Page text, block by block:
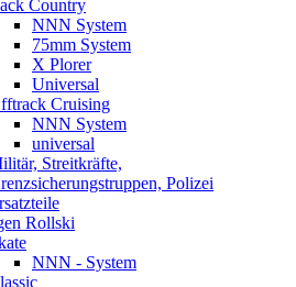
Country
NNN System
75mm System
X Plorer
Universal
Cruising
NNN System
universal
Streitkräfte,
Polizei
Rollski
NNN - System